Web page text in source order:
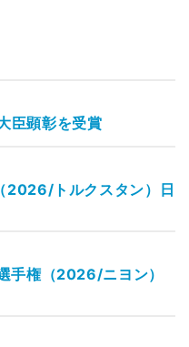
臣顕彰を受賞
2026/トルクスタン）日
手権（2026/ニヨン）